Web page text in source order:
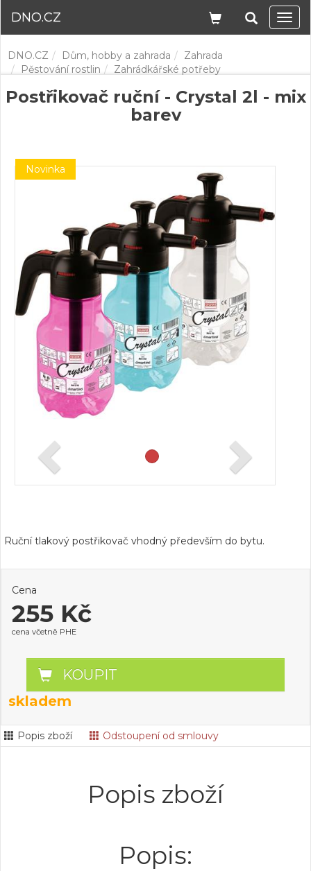
DNO.CZ
DNO.CZ Dům, hobby a zahrada
Zahrada
Pěstování rostlin
Zahrádkářské potřeby
Postřikovač ruční - Crystal 2l - mix
barev
Novinka
Ruční tlakový postřikovač vhodný především do bytu.
Cena
255 Kč
cena včetně PHE
KOUPIT
skladem
Popis zboží Odstoupení od smlouvy
Popis zboží
Popis: